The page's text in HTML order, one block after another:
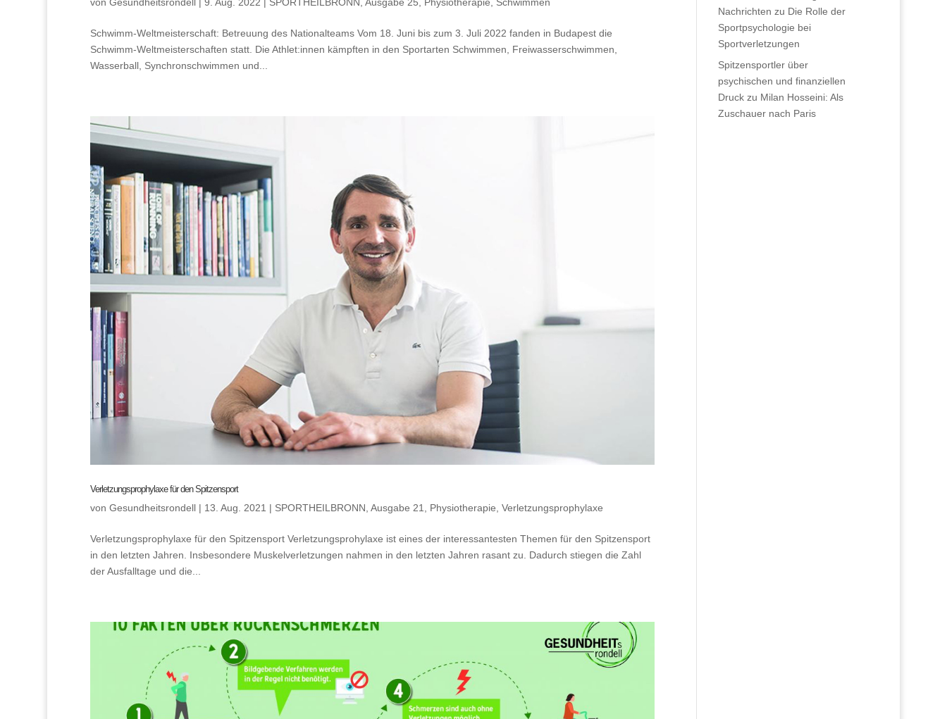
Schwimm-Weltmeisterschaft: Betreuung des Nationalteams Vom 18. Juni bis zum 3. Juli 2022 fanden in Budapest die
Schwimm-Weltmeisterschaften statt. Die Athlet:innen kämpften in den Sportarten Schwimmen, Freiwasserschwimmen,
Wasserball, Synchronschwimmen und...
Verletzungsprophylaxe für den Spitzensport
von Gesundheitsrondell| 13. Aug. 2021 | SPORTHEILBRONN Ausgabe 21 Physiotherapie Verletzungsprophylaxe
Verletzungsprophylaxe für den Spitzensport Verletzungsprohylaxe ist eines der interessantesten Themen für den Spitzensport
in den letzten Jahren. Insbesondere Muskelverletzungen nahmen in den letzten Jahren rasant zu. Dadurch stiegen die Zahl
der Ausfalltage und die...
Nachrichten zu Die Rolle der
Sportpsychologie bei
Sportverletzungen
Spitzensportler über
psychischen und finanziellen
Druck zu Milan Hosseini: Als
Zuschauer nach Paris